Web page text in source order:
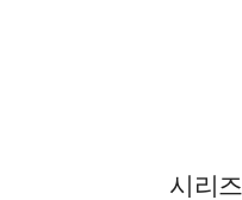
시리즈